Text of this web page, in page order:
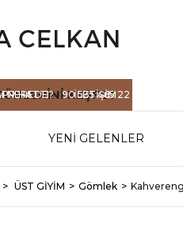
HATTI : 90 535 465 22
KEŞFET
NEREDE? İLETİŞİM
YENİ GELENLER
ÜST GİYİM Gömlek